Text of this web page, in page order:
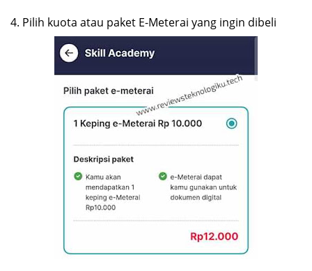
4. Pilih kuota atau paket E-Meterai yang ingin dibeli